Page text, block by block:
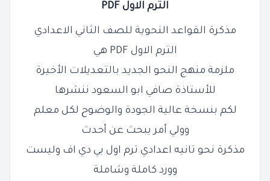
الترم الاول PDF
مذكرة القواعد النحوية للصف الثاني الاعدادي
الترم الاول PDF هي
ملزمة منهج النحو الجديد بالتعديلات الأخيرة
للأستاذة صافي ابو السعود ننشرها
لكم بنسخة عالية الجودة والوضوح لكل معلم
وولي أمر يبحث عن أحدث
مذكرة نحو تانيه اعدادي ترم اول بي دي اف وليست
وورد كاملة وشاملة